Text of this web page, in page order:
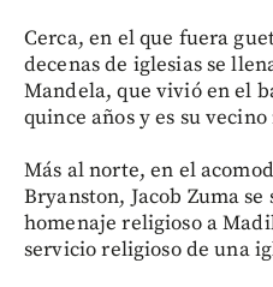
Cerca, en el que fuera
decenas de iglesias se
Mandela, que vivió en el
quince años y es su
Más al norte, en el
Bryanston, Jacob Zuma
homenaje religioso a
servicio religioso de una